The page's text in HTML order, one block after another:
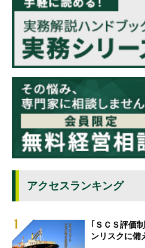
アクセスランキング
｢ＳＣＳ評価
ンリスクに備